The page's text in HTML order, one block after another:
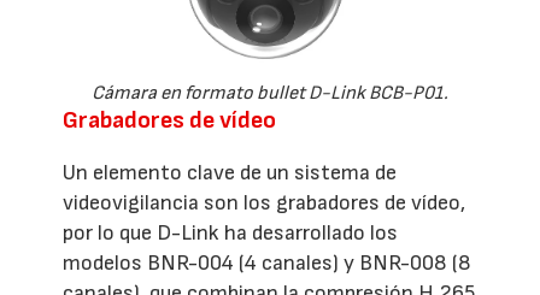
Cámara en formato bullet D-Link BCB-P01.
Grabadores de vídeo
Un elemento clave de un sistema de
videovigilancia son los grabadores de vídeo,
por lo que D-Link ha desarrollado los
modelos BNR-004 (4 canales) y BNR-008 (8